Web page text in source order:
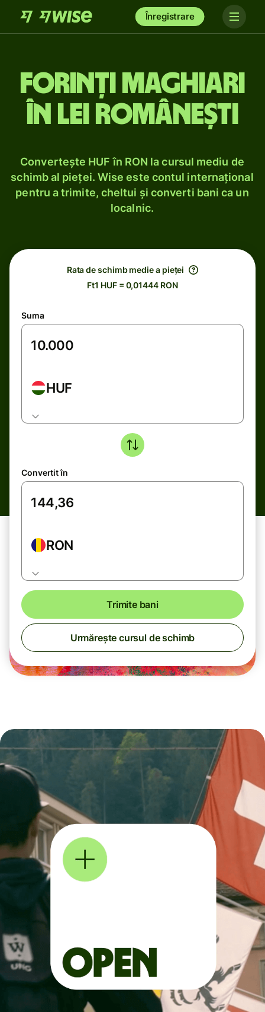
Înregistrare
Forinți maghiari
în lei românești
Convertește HUF în RON la cursul mediu de
schimb al pieței. Wise este contul internațional
pentru a trimite, cheltui și converti bani ca un
localnic.
Rata de schimb medie a pieței
Ft1 HUF = 0,01444 RON
Suma
HUF
Convertit în
RON
Trimite bani
Urmărește cursul de schimb